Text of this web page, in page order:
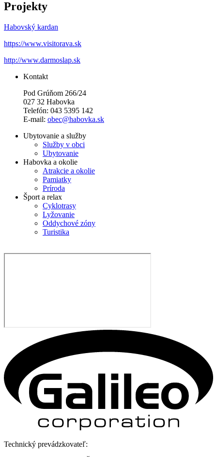
Projekty
Habovský kardan
https://www.visitorava.sk
http://www.darmoslap.sk
Kontakt
Pod Grúňom 266/24
027 32 Habovka
Telefón: 043 5395 142
E-mail: obec@habovka.sk
Ubytovanie a služby
Služby v obci
Ubytovanie
Habovka a okolie
Atrakcie a okolie
Pamiatky
Príroda
Šport a relax
Cyklotrasy
Lyžovanie
Oddychové zóny
Turistika
Technický prevádzkovateľ: